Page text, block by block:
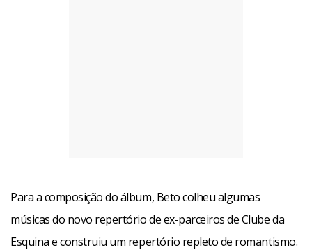
Para a composição do álbum, Beto colheu algumas
músicas do novo repertório de ex-parceiros de Clube da
Esquina e construiu um repertório repleto de romantismo.